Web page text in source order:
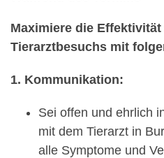
Maximiere die
Tierarztbesuchs mit
1. Kommunikation:
Sei offen und ehrlich
mit dem Tierarzt in
alle Symptome und